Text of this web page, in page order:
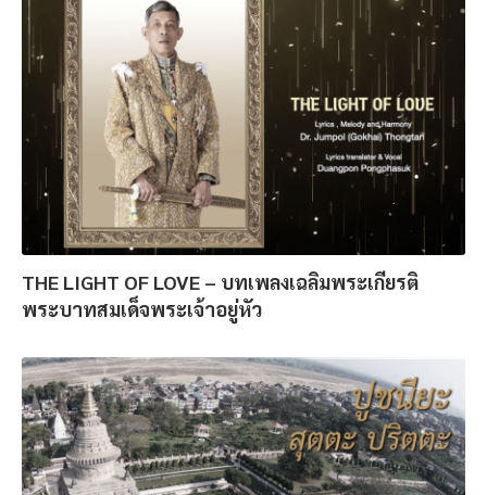
THE LIGHT OF LOVE – บทเพลงเฉลิมพระเกียรติ
พระบาทสมเด็จพระเจ้าอยู่หัว